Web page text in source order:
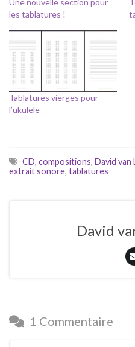
Une nouvelle section pour
les tablatures !
Tablatures vierges pour
l’ukulele
CD, compositions, David van
extrait sonore, tablatures
David
1 Commentaire